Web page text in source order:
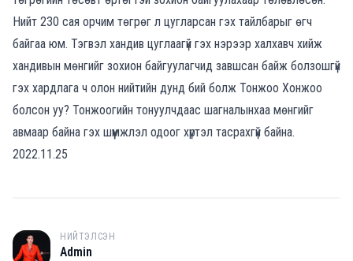
Нийт 230 сая орчим төгрөг л цугларсан гэх тайлбарыг өгч
байгаа юм. Тэгвэл хандив цуглаагүй гэх нэрээр халхавч хийж
хандивын мөнгийг зохион байгуулагчид завшсан байж болзошгүй
гэх хардлага ч олон нийтийн дунд бий болж Тонжоо Хонжоо
болсон уу? Тонжоогийн тонуулчдаас шагналынхаа мөнгийг
авмаар байна гэх шүүмжлэл одоог хүртэл тасрахгүй байна.
2022.11.25
A
НИЙТЭЛСЭН
Admin